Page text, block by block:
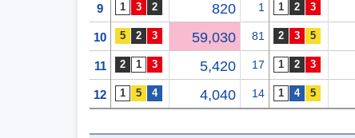
9 820 1
10 59,030 81
11 5,420 17
12 4,040 14